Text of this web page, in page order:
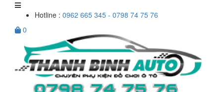
Hotline : 0962 665 345 - 0798 74 75 76
0